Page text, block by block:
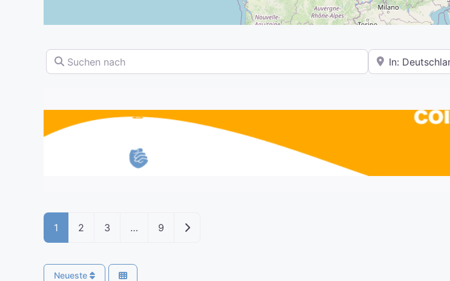
Suchen nach In der Nähe
1 2 3 … 9 Ältere Beiträge
Neueste